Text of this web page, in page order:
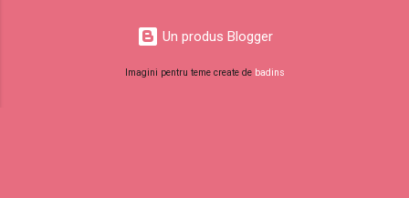
Un produs Blogger
Imagini pentru teme create de badins